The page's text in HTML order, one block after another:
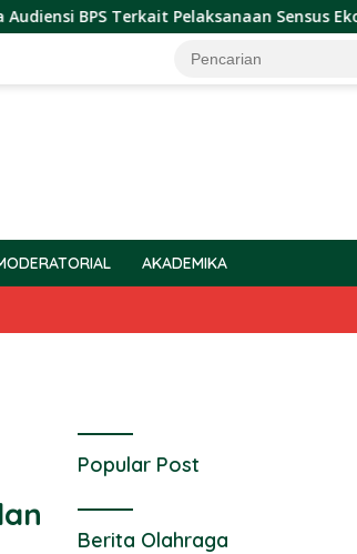
Terkait Pelaksanaan Sensus Ekonomi 2026
AKADEMIKA
Popular Post
Berita Olahraga